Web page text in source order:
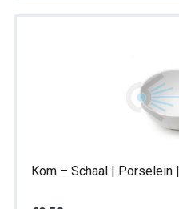
Kom – Schaal | Porselein